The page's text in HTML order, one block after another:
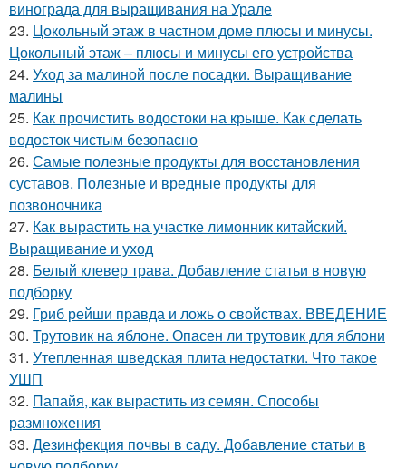
винограда для выращивания на Урале
23. Цокольный этаж в частном доме плюсы и минусы.
Цокольный этаж – плюсы и минусы его устройства
24. Уход за малиной после посадки. Выращивание
малины
25. Как прочистить водостоки на крыше. Как сделать
водосток чистым безопасно
26. Самые полезные продукты для восстановления
суставов. Полезные и вредные продукты для
позвоночника
27. Как вырастить на участке лимонник китайский.
Выращивание и уход
28. Белый клевер трава. Добавление статьи в новую
подборку
29. Гриб рейши правда и ложь о свойствах. ВВЕДЕНИЕ
30. Трутовик на яблоне. Опасен ли трутовик для яблони
31. Утепленная шведская плита недостатки. Что такое
УШП
32. Папайя, как вырастить из семян. Способы
размножения
33. Дезинфекция почвы в саду. Добавление статьи в